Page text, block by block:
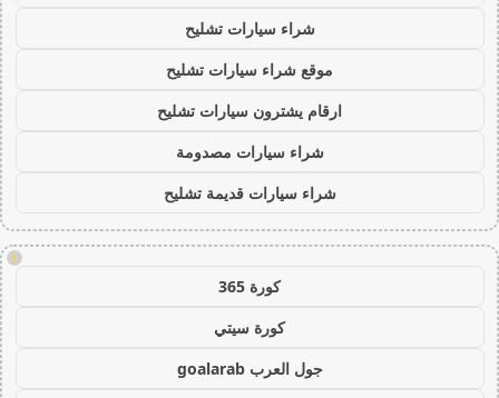
شراء سيارات تشليح
موقع شراء سيارات تشليح
ارقام يشترون سيارات تشليح
شراء سيارات مصدومة
شراء سيارات قديمة تشليح
!
كورة 365
كورة سيتي
جول العرب goalarab